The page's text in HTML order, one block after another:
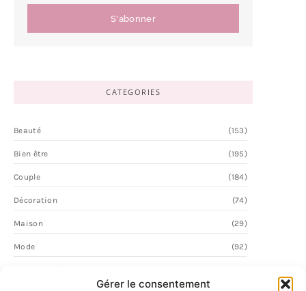
Gérer le consentement
S'abonner
CATEGORIES
Beauté (153)
Bien être (195)
Couple (184)
Décoration (74)
Maison (29)
Mode (92)